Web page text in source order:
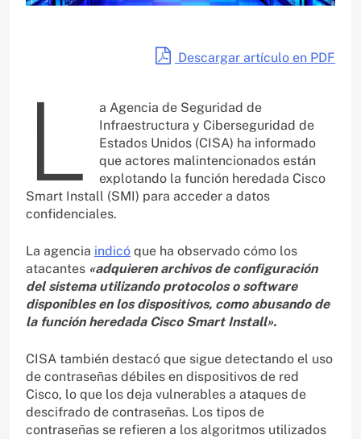
Descargar artículo en PDF
L
a Agencia de Seguridad de
Infraestructura y Ciberseguridad de
Estados Unidos (CISA) ha informado
que actores malintencionados están
explotando la función heredada Cisco
Smart Install (SMI) para acceder a datos
confidenciales.
La agencia indicó que ha observado cómo los
atacantes «adquieren archivos de configuración
del sistema utilizando protocolos o software
disponibles en los dispositivos, como abusando de
la función heredada Cisco Smart Install».
CISA también destacó que sigue detectando el uso
de contraseñas débiles en dispositivos de red
Cisco, lo que los deja vulnerables a ataques de
descifrado de contraseñas. Los tipos de
contraseñas se refieren a los algoritmos utilizados